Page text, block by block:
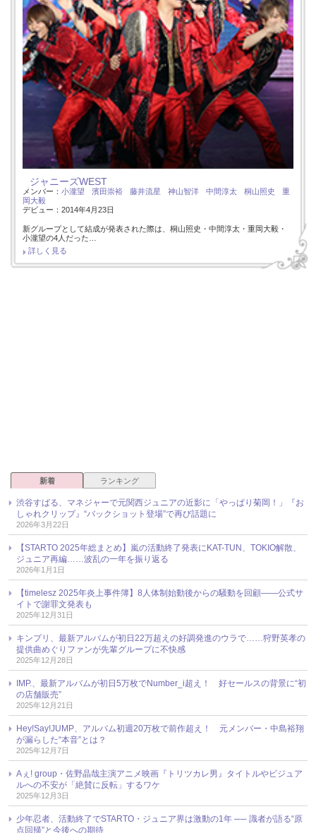
ジャニーズWEST
メンバー： 小瀧望 濱田崇裕 藤井流星 神山智洋 中間淳太 桐山照史
重
岡大毅
デビュー：2014年4月23日
新グループとして結成が発表された際は、桐山照史・中間淳太・重岡大毅・
小瀧望の4人だった…
詳しく見る
新着 ランキング
渋谷すばる、マネジャーで元関西ジュニアの近影に「やっぱり菊岡！」『お
しゃれクリップ』“バックショット登場”で再び話題に
2026年3月22日
【STARTO 2025年総まとめ】嵐の活動終了発表にKAT-TUN、TOKIO解散、
ジュニア再編……波乱の一年を振り返る
2026年1月1日
【timelesz 2025年炎上事件簿】8人体制始動後からの騒動を回顧――公式サ
イトで謝罪文発表も
2025年12月31日
キンプリ、最新アルバムが初日22万超えの好調発進のウラで……狩野英孝の
提供曲めぐりファンが先輩グループに不快感
2025年12月28日
IMP.、最新アルバムが初日5万枚でNumber_i超え！ 好セールスの背景に“初
の店舗販売”
2025年12月21日
Hey!Say!JUMP、アルバム初週20万枚で前作超え！ 元メンバー・中島裕翔
が漏らした“本音”とは？
2025年12月7日
Aぇ! group・佐野晶哉主演アニメ映画『トリツカレ男』タイトルやビジュア
ルへの不安が「絶賛に反転」するワケ
2025年12月3日
少年忍者、活動終了でSTARTO・ジュニア界は激動の1年 ── 識者が語る“原
点回帰”と今後への期待